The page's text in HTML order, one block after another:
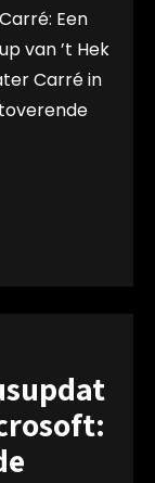
Een
van ’t Hek
Carré in